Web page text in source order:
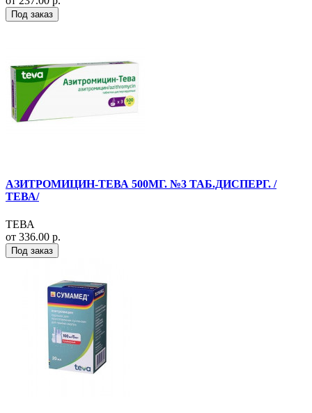
Под заказ
АЗИТРОМИЦИН-ТЕВА 500МГ. №3 ТАБ.ДИСПЕРГ. /
ТЕВА/
ТЕВА
от 336.00 р.
Под заказ